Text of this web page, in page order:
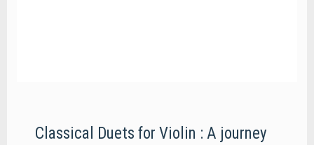
Classical Duets for Violin : A journey